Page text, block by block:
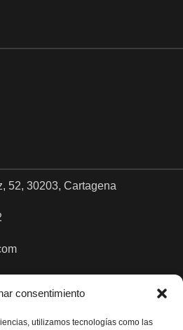
consentimiento
utilizamos tecnologías como las
52, 30203, Cartagena